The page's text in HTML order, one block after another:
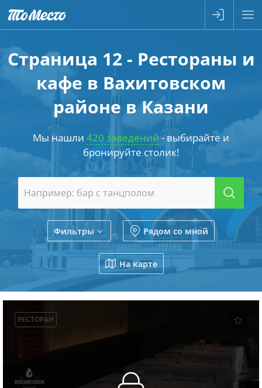
Страница 12 - Рестораны и
кафе в Вахитовском
районе в Казани
Мы нашли 420 заведений - выбирайте и
бронируйте столик!
Фильтры Рядом со мной
На карте
РЕСТОРАН